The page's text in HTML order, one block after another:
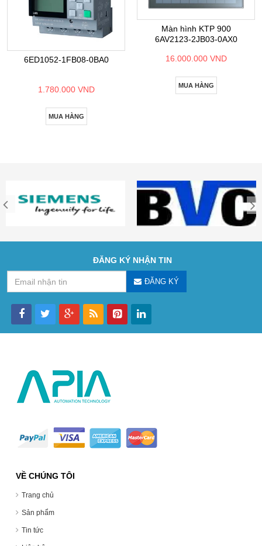
6ED1052-1FB08-0BA0
1.780.000 VND
MUA HÀNG
Màn hình KTP 900
6AV2123-2JB03-0AX0
16.000.000 VND
MUA HÀNG
ĐĂNG KÝ NHẬN TIN
ĐĂNG KÝ
VỀ CHÚNG TÔI
Trang chủ
Sản phẩm
Tin tức